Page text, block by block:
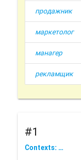
продажник
маркетолог
манагер
рекламщик
#1
Contexts: …